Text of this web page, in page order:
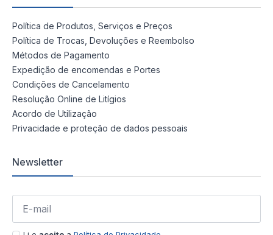
Política de Produtos, Serviços e Preços
Política de Trocas, Devoluções e Reembolso
Métodos de Pagamento
Expedição de encomendas e Portes
Condições de Cancelamento
Resolução Online de Litígios
Acordo de Utilização
Privacidade e proteção de dados pessoais
Newsletter